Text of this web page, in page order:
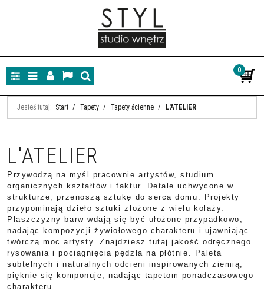
PanelMenuPanelLangSzukaj
0
Jesteś tutaj: Start / Tapety / Tapety ścienne / L'ATELIER
L'ATELIER
Przywodzą na myśl pracownie artystów, studium
organicznych kształtów i faktur. Detale uchwycone w
strukturze, przenoszą sztukę do serca domu. Projekty
przypominają dzieło sztuki złożone z wielu kolaży.
Płaszczyzny barw wdają się być ułożone przypadkowo,
nadając kompozycji żywiołowego charakteru i ujawniając
twórczą moc artysty. Znajdziesz tutaj jakość odręcznego
rysowania i pociągnięcia pędzla na płótnie. Paleta
subtelnych i naturalnych odcieni inspirowanych ziemią,
piękniesię komponuje, nadając tapetom ponadczasowego
charakteru.